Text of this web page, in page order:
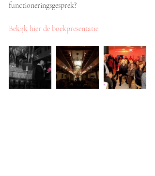
functioneringsgesprek?
Bekijk hier de boekpresentatie